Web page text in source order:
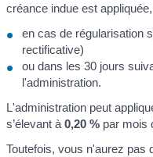
créance indue est
en cas de régularisation
rectificative)
ou dans les 30 jours
l'administration.
L'administration peut
s’élevant à0,20 % par mois
Toutefois, vous n'aurez pas